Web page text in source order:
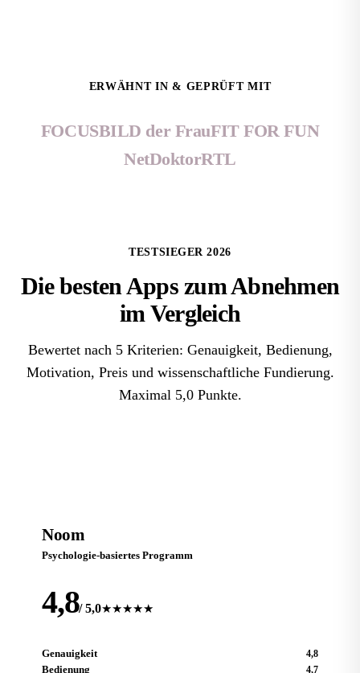
ERWÄHNT IN & GEPRÜFT MIT
FOCUSBILD der FrauFIT FOR FUN
NetDoktorRTL
TESTSIEGER 2026
Diebesten Apps zum Abnehmen
im Vergleich
Bewertet nach 5 Kriterien: Genauigkeit, Bedienung,
Motivation, Preis und wissenschaftliche Fundierung.
Maximal 5,0 Punkte.
Noom
Psychologie-basiertes Programm
4,8/ 5,0★★★★★
Genauigkeit 4,8
Bedienung 4,7